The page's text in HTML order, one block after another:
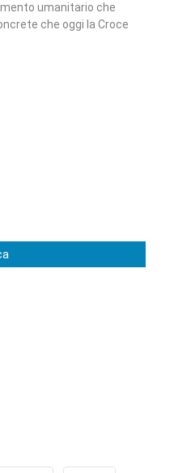
umanitario che
che oggi la Croce